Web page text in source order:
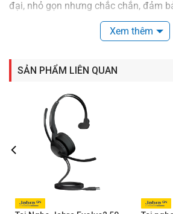
đại, nhỏ gọn nhưng chắc chắn, đảm
cho thiết bị Jabra của bạn trong quá
đựng được làm từ chất liệu bền bỉ,
Tối ưu trải nghiệm hội họp di động
Khi kết hợp với các thiết bị hội nghị
Meet Anywhere mang đến sự linh
dùng có thể dễ dàng mang cả bộ
hội nghị Speak đến bất kỳ địa điểm
thiết lập một không gian hội họp
giới hạn bởi địa điểm hay hạ tầng sẵn
Sự tiện lợi cho doanh nghiệp hiện đại
Xem thêm
SẢN PHẨM LIÊN QUAN